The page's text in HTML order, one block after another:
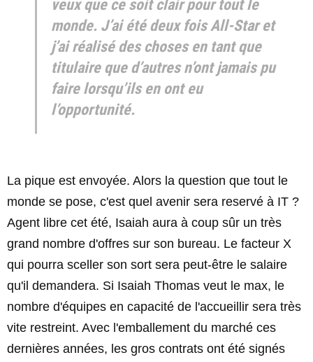
monde. J’ai été deux fois All-Star et
j’ai réalisé des choses en tant que
titulaire que d’autres n’ont jamais pu
faire lorsqu’ils en ont eu
l’opportunité.
La pique est envoyée. Alors la question que tout le
monde se pose, c'est quel avenir sera reservé à IT ?
Agent libre cet été, Isaiah aura à coup sûr un très
grand nombre d'offres sur son bureau. Le facteur X
qui pourra sceller son sort sera peut-être le salaire
qu'il demandera. Si Isaiah Thomas veut le max, le
nombre d'équipes en capacité de l'accueillir sera très
vite restreint. Avec l'emballement du marché ces
dernières années, les gros contrats ont été signés